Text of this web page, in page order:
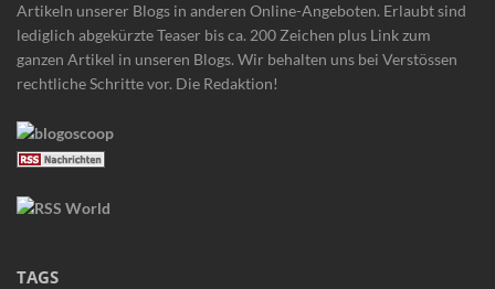
Artikeln unserer Blogs in anderen Online-Angeboten. Erlaubt sind
lediglich abgekürzte Teaser bis ca. 200 Zeichen plus Link zum
ganzen Artikel in unseren Blogs. Wir behalten uns bei Verstössen
rechtliche Schritte vor. Die Redaktion!
TAGS